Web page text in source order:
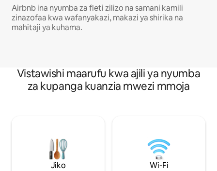
Airbnb ina nyumba za fleti zilizo na samani kamili
zinazofaa kwa wafanyakazi, makazi ya shirika na
mahitaji ya kuhama.
Vistawishi maarufu kwa ajili ya nyumba
za kupanga kuanzia mwezi mmoja
Jiko Wi-Fi